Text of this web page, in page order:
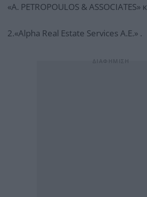
«A. PETROPOULOS & ASSOCIATES»
2.«Alpha Real Estate Services Α.Ε.» .